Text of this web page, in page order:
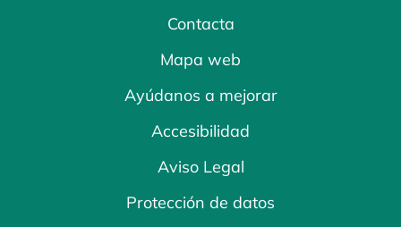
Contacta
Mapa web
Ayúdanos a mejorar
Accesibilidad
Aviso Legal
Protección de datos